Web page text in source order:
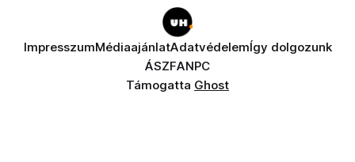
ImpresszumMédiaajánlatAdatvédelemÍgy dolgozunk
ÁSZFANPC
Támogatta Ghost